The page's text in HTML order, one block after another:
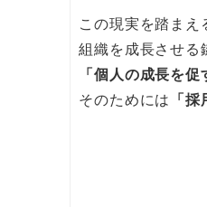
この現実を踏まえ
組織を成長させる
「個人の成長を促
そのためには 「